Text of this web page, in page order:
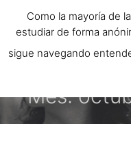
Mes:
Como la mayoría de
estudiar de forma
sigue navegando